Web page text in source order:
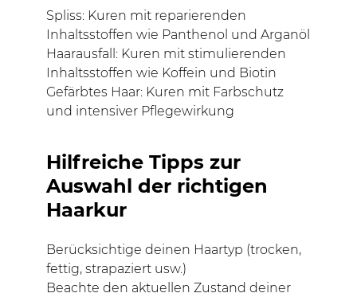
Spliss: Kuren mit reparierenden
Inhaltsstoffen wie Panthenol und Arganöl
Haarausfall: Kuren mit stimulierenden
Inhaltsstoffen wie Koffein und Biotin
Gefärbtes Haar: Kuren mit Farbschutz
und intensiver Pflegewirkung
Hilfreiche Tipps zur
Auswahl der richtigen
Haarkur
Berücksichtige deinen Haartyp (trocken,
fettig, strapaziert usw.)
Beachte den aktuellen Zustand deiner